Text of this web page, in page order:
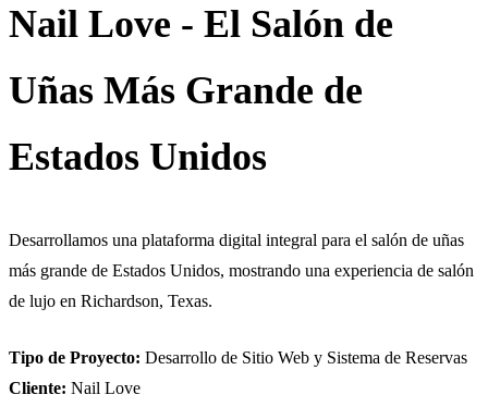
Nail Love - El Salón de
Uñas Más Grande de
Estados Unidos
Desarrollamos una plataforma digital integral para el salón de uñas
más grande de Estados Unidos, mostrando una experiencia de salón
de lujo en Richardson, Texas.
Tipo de Proyecto: Desarrollo de Sitio Web y Sistema de Reservas
Cliente: Nail Love